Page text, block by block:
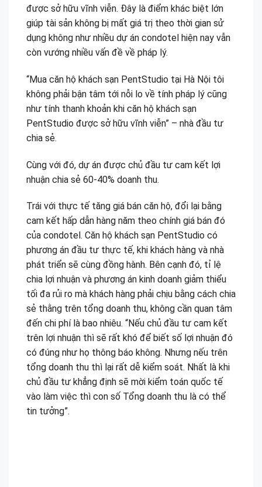
được sở hữu vĩnh viễn. Đây là điểm khác biệt lớn
giúp tài sản không bị mất giá trị theo thời gian sử
dụng không như nhiều dự án condotel hiện nay vẫn
còn vướng nhiều vấn đề về pháp lý.
“Mua căn hộ khách sạn PentStudio tại Hà Nội tôi
không phải bận tâm tới nỗi lo về tính pháp lý cũng
như tính thanh khoản khi căn hộ khách sạn
PentStudio được sở hữu vĩnh viễn” – nhà đầu tư
chia sẻ.
Cùng với đó, dự án được chủ đầu tư cam kết lợi
nhuận chia sẻ 60-40% doanh thu.
Trái với thực tế tăng giá bán căn hộ, đổi lại bằng
cam kết hấp dẫn hàng năm theo chính giá bán đó
của condotel. Căn hộ khách sạn PentStudio có
phương án đầu tư thực tế, khi khách hàng và nhà
phát triển sẽ cùng đồng hành. Bên cạnh đó, tỉ lệ
chia lợi nhuận và phương án kinh doanh giảm thiểu
tối đa rủi ro mà khách hàng phải chịu bằng cách chia
sẻ thằng trên tổng doanh thu, không cần quan tâm
đến chi phí là bao nhiêu. “Nếu chủ đầu tư cam kết
trên lợi nhuận thì sẽ rất khó để biết số lợi nhuận đó
có đúng như họ thông báo không. Nhưng nếu trên
tổng doanh thu thì lại rất dễ kiểm soát. Nhất là khi
chủ đầu tư khẳng định sẽ mời kiểm toán quốc tế
vào làm việc thì con số Tổng doanh thu là có thể
tin tưởng”.